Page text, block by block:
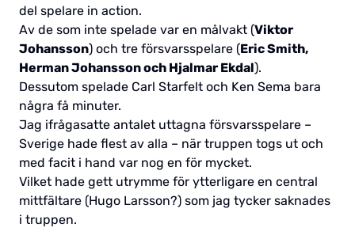
del spelare in action.
Av de som inte spelade var en målvakt (Viktor
Johansson) och tre försvarsspelare (Eric Smith,
Herman Johansson och Hjalmar Ekdal).
Dessutom spelade Carl Starfelt och Ken Sema bara
några få minuter.
Jag ifrågasatte antalet uttagna försvarsspelare –
Sverige hade flest av alla – när truppen togs ut och
med facit i hand var nog en för mycket.
Vilket hade gett utrymme för ytterligare en central
mittfältare (Hugo Larsson?) som jag tycker saknades
i truppen.